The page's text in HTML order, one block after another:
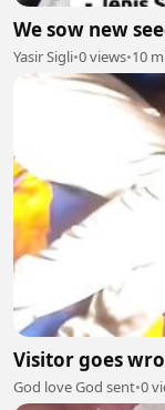
We sow new
Yasir Sigli•0 views•10
Visitor goes
God love God sent•0